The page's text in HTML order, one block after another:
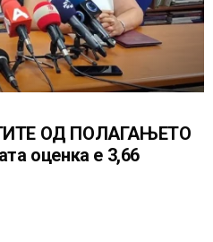
ОД ПОЛАГАЊЕТО
оценка е 3,66